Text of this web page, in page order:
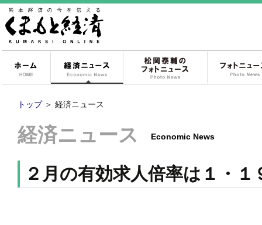
経済ニュース
トップ ＞ 経済ニュース
経済ニュース Economic News
２月の有効求人倍率は１・